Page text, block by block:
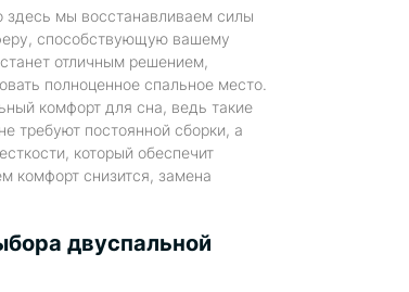
мы восстанавливаем силы
способствующую вашему
отличным решением,
полноценное спальное место.
комфорт для сна, ведь такие
требуют постоянной сборки, а
который обеспечит
комфорт снизится, замена
двуспальной